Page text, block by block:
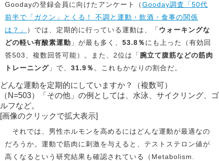
Goodayの登録会員に向けたアンケート（Gooday調査「50代
前半で「ガクン」とくる！ 不調と運動・飲酒・食事の関係
は？」
）では、定期的に行っている運動は、「 ウォーキングな
どの軽い有酸素運動 」が最も多く、 53.8％にも上った（有効回
答503、複数回答可能）。また、2位は「 腕立て腹筋などの筋肉
トレーニング 」で、 31.9％ 。これもかなりの割合だ。
どんな運動を定期的にしていますか？（複数可）
（N=503）「その他」の例としては、水泳、サイクリング、ゴ
ルフなど。
[画像のクリックで拡大表示]
それでは、男性ホルモンを高めるにはどんな運動が最適なの
だろうか。運動で筋肉に刺激を与えると、テストステロン値が
高くなるという研究結果も確認されている（Metabolism.